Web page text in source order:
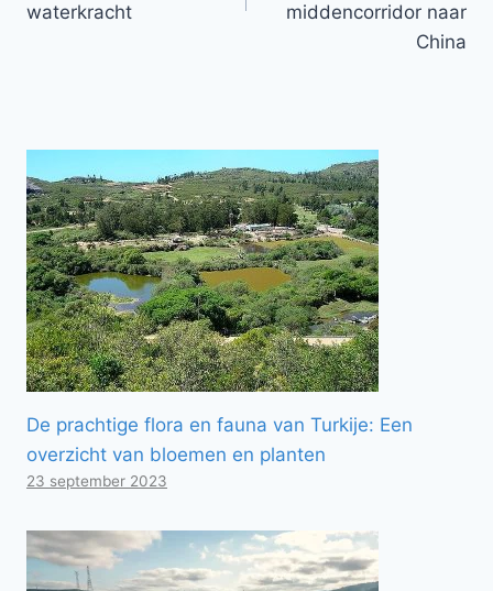
waterkracht
middencorridor naar
China
De prachtige flora en fauna van Turkije: Een
overzicht van bloemen en planten
23 september 2023